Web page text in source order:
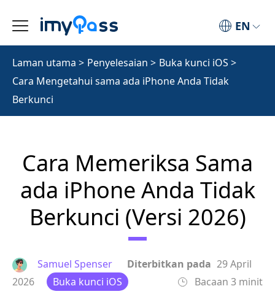
EN
Laman utama > Penyelesaian > Buka kunci iOS >
Cara Mengetahui sama ada iPhone Anda Tidak
Berkunci
Cara Memeriksa Sama
ada iPhone Anda Tidak
Berkunci (Versi 2026)
Samuel Spenser Diterbitkan pada 29 April
2026
Buka kunci iOS Bacaan 3 minit